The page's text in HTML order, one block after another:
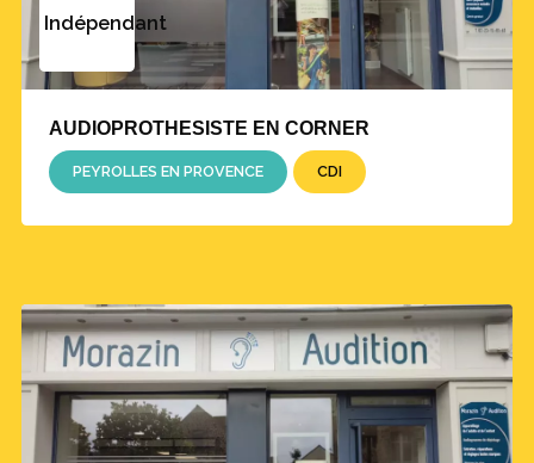
Indépendant
AUDIOPROTHESISTE EN CORNER
PEYROLLES EN PROVENCE CDI